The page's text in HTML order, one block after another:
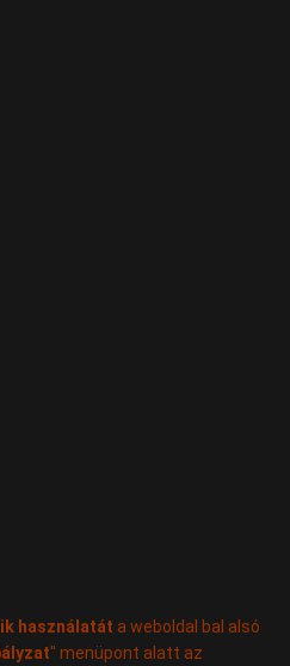
használatát a weboldal bal alsó
" menüpont alatt az